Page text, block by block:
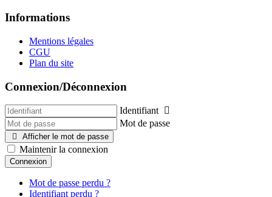
Informations
Mentions légales
CGU
Plan du site
Connexion/Déconnexion
Identifiant
Mot de passe
Afficher le mot de passe
Maintenir la connexion
Connexion
Mot de passe perdu ?
Identifiant perdu ?